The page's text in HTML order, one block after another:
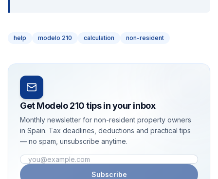
help modelo 210 calculation non-resident
Get Modelo 210 tips in your inbox
Monthly newsletter for non-resident property owners
in Spain. Tax deadlines, deductions and practical tips
— no spam, unsubscribe anytime.
Email address
Subscribe